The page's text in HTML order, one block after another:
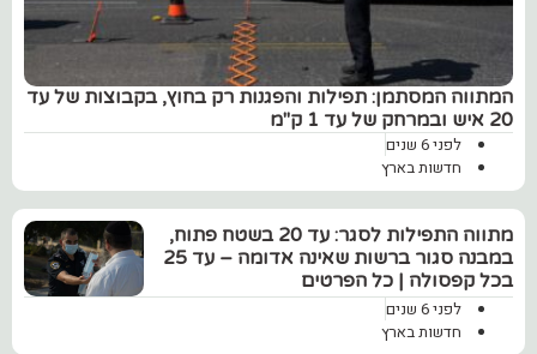
המתווה המסתמן: תפילות והפגנות רק בחוץ, בקבוצות של עד
20 איש ובמרחק של עד 1 ק"מ
לפני 6 שנים
חדשות בארץ
מתווה התפילות לסגר: עד 20 בשטח פתוח,
במבנה סגור ברשות שאינה אדומה – עד 25
בכל קפסולה‌‏ | כל הפרטים
לפני 6 שנים
חדשות בארץ